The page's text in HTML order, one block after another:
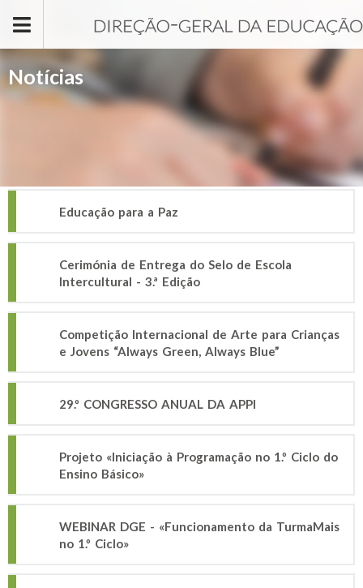
Notícias
Educação para a Paz
Cerimónia de Entrega do Selo de Escola
Intercultural - 3.ª Edição
Competição Internacional de Arte para Crianças
e Jovens “Always Green, Always Blue”
29.º CONGRESSO ANUAL DA APPI
Projeto «Iniciação à Programação no 1.º Ciclo do
Ensino Básico»
WEBINAR DGE - «Funcionamento da TurmaMais
no 1.º Ciclo»